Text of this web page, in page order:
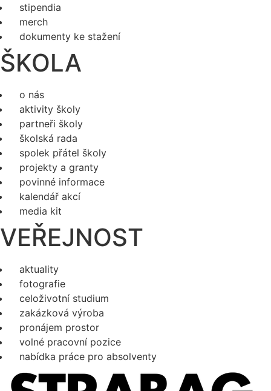
stipendia
merch
dokumenty ke stažení
ŠKOLA
o nás
aktivity školy
partneři školy
školská rada
spolek přátel školy
projekty a granty
povinné informace
kalendář akcí
media kit
VEŘEJNOST
aktuality
fotografie
celoživotní studium
zakázková výroba
pronájem prostor
volné pracovní pozice
nabídka práce pro absolventy